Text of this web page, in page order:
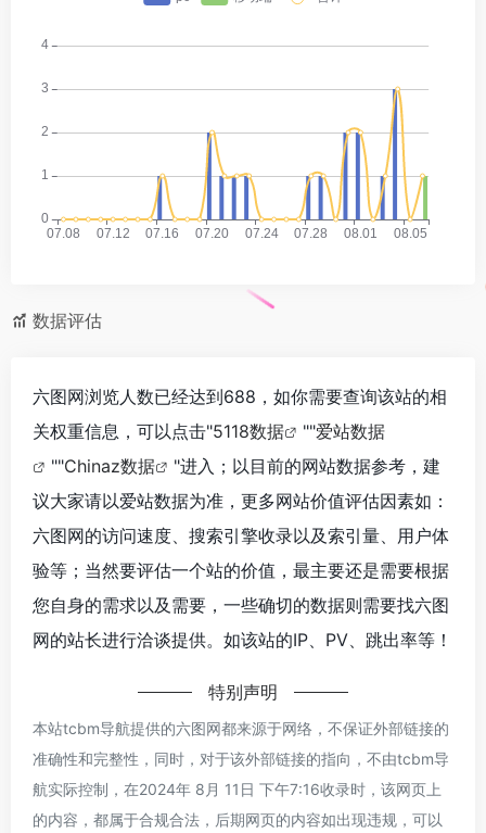
数据评估
六图网浏览人数已经达到688，如你需要查询该站的相
关权重信息，可以点击"5118数据 ""爱站数据
""Chinaz数据
"进入；以目前的网站数据参考，建
议大家请以爱站数据为准，更多网站价值评估因素如：
六图网的访问速度、搜索引擎收录以及索引量、用户体
验等；当然要评估一个站的价值，最主要还是需要根据
您自身的需求以及需要，一些确切的数据则需要找六图
网的站长进行洽谈提供。如该站的IP、PV、跳出率等！
特别声明
本站tcbm导航提供的六图网都来源于网络，不保证外部链接的
准确性和完整性，同时，对于该外部链接的指向，不由tcbm导
航实际控制，在2024年 8月 11日 下午7:16收录时，该网页上
的内容，都属于合规合法，后期网页的内容如出现违规，可以